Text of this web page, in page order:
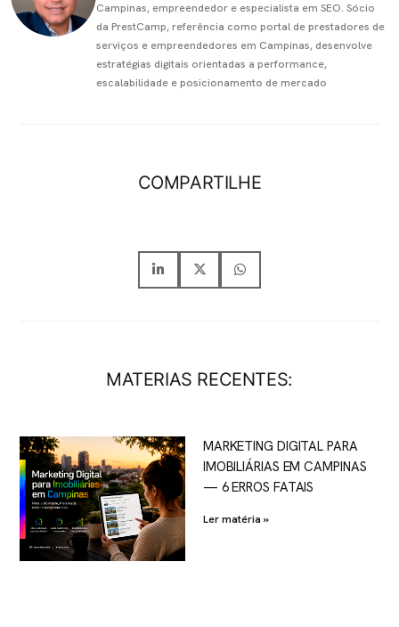
Campinas, empreendedor e especialista em SEO. Sócio
da PrestCamp, referência como portal de prestadores de
serviços e empreendedores em Campinas, desenvolve
estratégias digitais orientadas a performance,
escalabilidade e posicionamento de mercado
COMPARTILHE
MATERIAS RECENTES:
MARKETING DIGITAL PARA
IMOBILIÁRIAS EM CAMPINAS
— 6 ERROS FATAIS
Ler matéria »